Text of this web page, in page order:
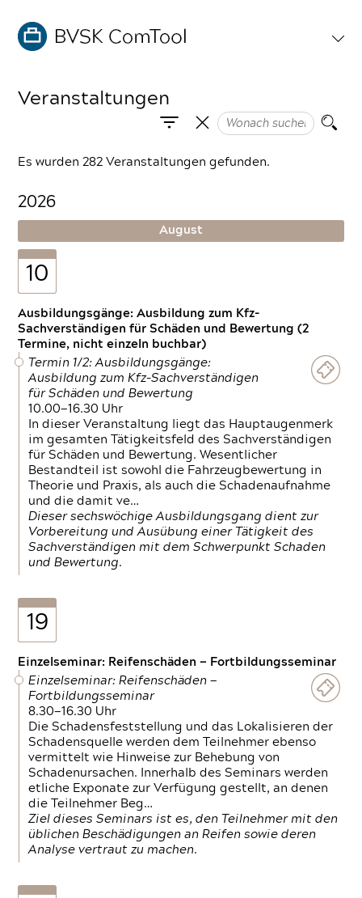
Veranstaltungen
Es wurden 282 Veranstaltungen gefunden.
2026
August
10
Ausbildungsgänge: Ausbildung zum Kfz-
Sachverständigen für Schäden und Bewertung (2
Termine, nicht einzeln buchbar)
Termin 1/2: Ausbildungsgänge:
Ausbildung zum Kfz-Sachverständigen
für Schäden und Bewertung
10.00—16.30 Uhr
In dieser Veranstaltung liegt das Hauptaugenmerk
im gesamten Tätigkeitsfeld des Sachverständigen
für Schäden und Bewertung. Wesentlicher
Bestandteil ist sowohl die Fahrzeugbewertung in
Theorie und Praxis, als auch die Schadenaufnahme
und die damit ve…
Dieser sechswöchige Ausbildungsgang dient zur
Vorbereitung und Ausübung einer Tätigkeit des
Sachverständigen mit dem Schwerpunkt Schaden
und Bewertung.
19
Einzelseminar: Reifenschäden — Fortbildungsseminar
Einzelseminar: Reifenschäden —
Fortbildungsseminar
8.30—16.30 Uhr
Die Schadensfeststellung und das Lokalisieren der
Schadensquelle werden dem Teilnehmer ebenso
vermittelt wie Hinweise zur Behebung von
Schadenursachen. Innerhalb des Seminars werden
etliche Exponate zur Verfügung gestellt, an denen
die Teilnehmer Beg…
Ziel dieses Seminars ist es, den Teilnehmer mit den
üblichen Beschädigungen an Reifen sowie deren
Analyse vertraut zu machen.